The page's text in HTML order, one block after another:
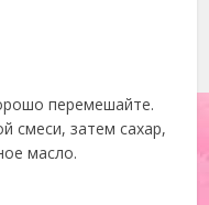
перемешайте.
смеси, затем сахар,
масло.